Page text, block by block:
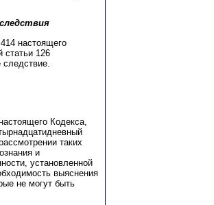
настоящего
статьи 126
Кодекса,
таких
и
установленной
выяснения
не могут быть